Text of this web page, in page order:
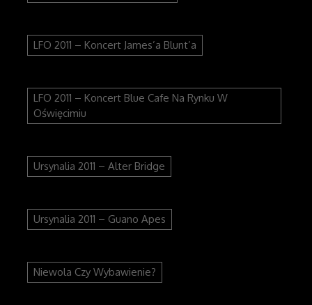
LFO 2011 – Koncert James’a Blunt’a
LFO 2011 – Koncert Blue Cafe Na Rynku W
Oświęcimiu
Ursynalia 2011 – Alter Bridge
Ursynalia 2011 – Guano Apes
Niewola Czy Wybawienie?